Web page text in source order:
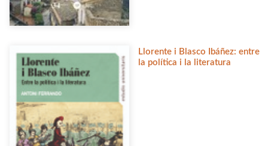
Llorente i Blasco Ibáñez: entre
la política i la literatura